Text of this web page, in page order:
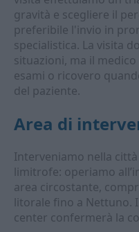
gravità e scegliere il
preferibile l'invio in
specialistica. La visita
situazioni, ma il
esami o ricovero
del paziente.
Area di
Interveniamo nella
limitrofe: operiamo
area circostante,
litorale fino a Nettuno.
center confermerà la